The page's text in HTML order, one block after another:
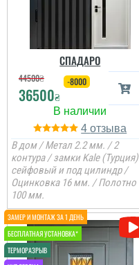
СПАДАРО
44500₴
36500₴
-8000
4
В дом / Метал 2.2 мм. / 2
контура / замки Kale (Турция)
сейфовый и под цилиндр /
Оцинковка 16 мм. / Полотно
100 мм.